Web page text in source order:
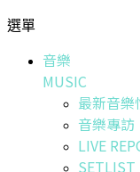
選單
音樂
MUSIC
最新音樂
音樂專訪
LIVE
SETLIST